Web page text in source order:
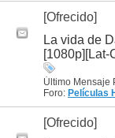
[Ofrecido]
La vida de
[1080p][Lat-
Último Mensaje
Foro: Películas
[Ofrecido]